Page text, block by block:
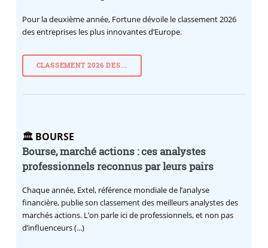
Pour la deuxième année, Fortune dévoile le classement 2026
des entreprises les plus innovantes d’Europe.
CLASSEMENT 2026 DES...
🏛️ BOURSE
Bourse, marché actions : ces analystes
professionnels reconnus par leurs pairs
Chaque année, Extel, référence mondiale de l’analyse
financière, publie son classement des meilleurs analystes des
marchés actions. L’on parle ici de professionnels, et non pas
d’influenceurs (...)